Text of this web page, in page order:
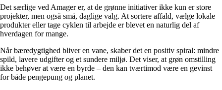
Det særlige ved Amager er, at de grønne initiativer ikke kun er store
projekter, men også små, daglige valg. At sortere affald, vælge lokale
produkter eller tage cyklen til arbejde er blevet en naturlig del af
hverdagen for mange.
Når bæredygtighed bliver en vane, skaber det en positiv spiral: mindre
spild, lavere udgifter og et sundere miljø. Det viser, at grøn omstilling
ikke behøver at være en byrde – den kan tværtimod være en gevinst
for både pengepung og planet.